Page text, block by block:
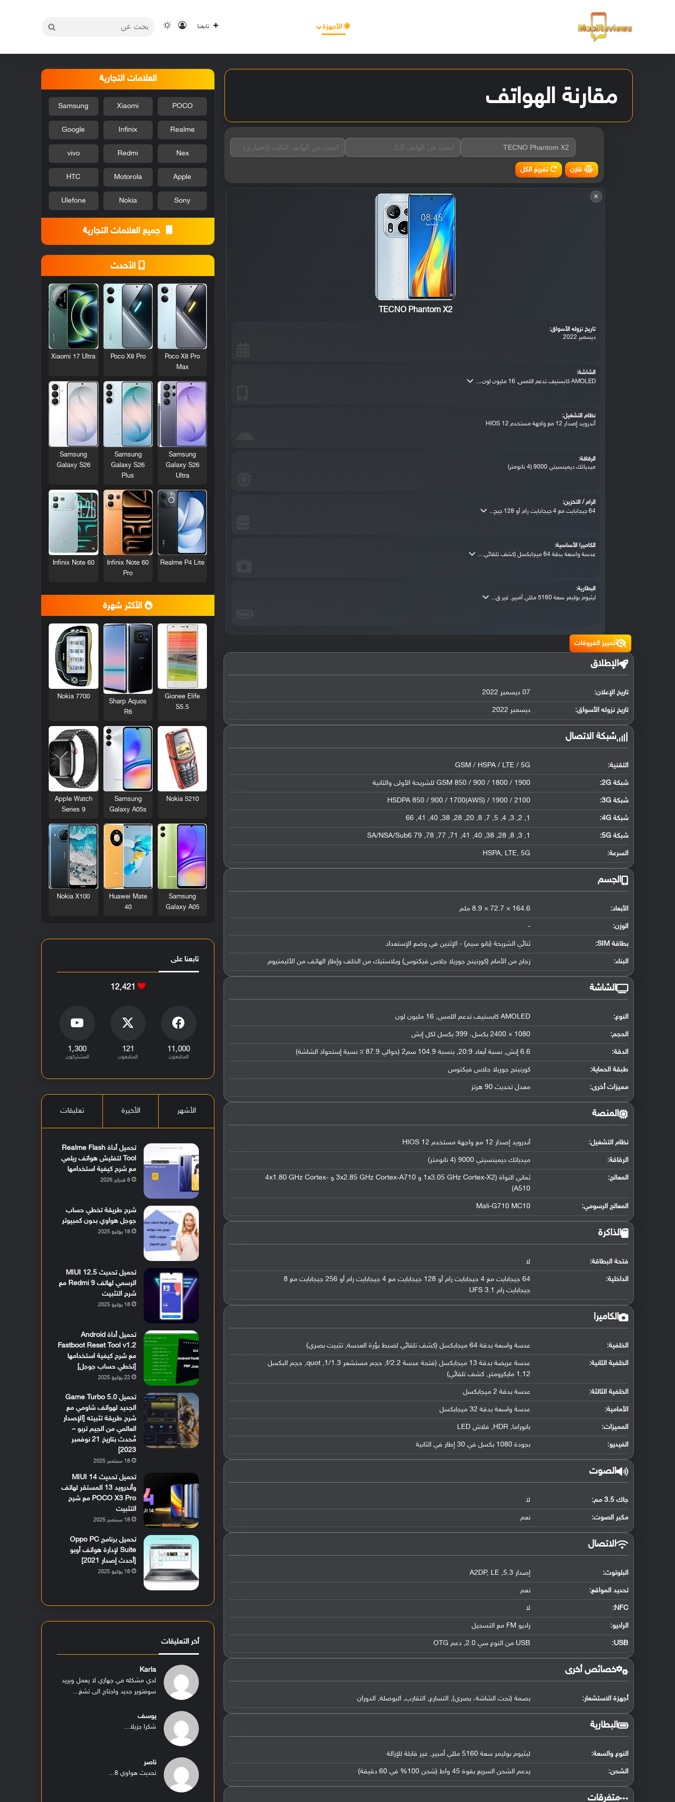
الأجهزة تابعنا تسجيل الدخول
الوضع المظلم
مقارنة الهواتف
قارن تفريغ الكل
×
TECNO Phantom X2
تاريخ نزوله الأسواق:
ديسمبر 2022
الشاشة:
AMOLED كابستيف تدعم اللمس, 16 مليون لون،...
نظام التشغيل:
أندرويد إصدار 12 مع واجهة مستخدم HIOS 12
الرقاقة:
ميدياتك ديمينسيتي 9000 (4 نانومتر)
الرام / التخزين:
64 جيجابايت مع 4 جيجابايت رام أو 128 جيج...
الكاميرا الأساسية:
عدسة واسعة بدقة 64 ميجابكسل (كشف تلقائي ...
البطارية:
ليثيوم بوليمر سعة 5160 مللي أمبير, غير ق...
تمييز الفروقات
الإطلاق
تاريخ الإعلان: 07 ديسمبر 2022
تاريخ نزوله الأسواق: ديسمبر 2022
شبكة الاتصال
التقنية: GSM / HSPA / LTE / 5G
شبكة 2G: GSM 850 / 900 / 1800 / 1900 للشريحة الأولى والثانية
شبكة 3G :
HSDPA 850 / 900 / 1700(AWS) / 1900 / 2100
شبكة 4G :
1
,
2
,
3
,
4
,
5
,
7
,
8
,
20
,
28
,
38
,
40
,
41
,
66
شبكة 5G :
1
,
3
,
8
,
28
,
38
,
40
,
41
,
71
,
77
,
78
,
79 SA/NSA/Sub6
السرعة: HSPA, LTE, 5G
الجسم
الأبعاد: 164.6 × 72.7 × 8.9 ملم
الوزن: -
بطاقة SIM: ثنائي الشريحة (نانو سيم) - الإثنين في وضع الإستعداد
البناء: زجاج من الأمام (كورنينج جوريلا جلاس فيكتوس) وبلاستيك من الخلف وإطار الهاتف من الأليمنيوم
الشاشة
النوع: AMOLED كابستيف تدعم اللمس ,16 مليون لون
الحجم: 1080 × 2400 بكسل، 399 بكسل لكل إنش
الدقة: 6.6 إنش ,نسبة أبعاد 20:9 ,بنسبة 104.9 سم2 (حوالي 87.9 ٪ نسبة إستحواذ الشاشة)
طبقة الحماية: كورنينج جوريلا جلاس فيكتوس
مميزات أخرى: معدل تحديث 90 هرتز
المنصة
نظام التشغيل: أندرويد إصدار 12 مع واجهة مستخدم HIOS 12
الرقاقة: ميدياتك ديمينسيتي 9000 (4 نانومتر)
المعالج:
ثماني النواة (1x3.05 GHz Cortex-X2 و 3x2.85 GHz Cortex-A710 و 4x1.80 GHz Cortex-
A510)
المعالج الرسومي:
Mali-G710 MC10
الذاكرة
فتحة البطاقة: لا
الداخلية:
64 جيجابايت مع 4 جيجابايت رام أو 128 جيجابايت مع 4 جيجابايت رام أو 256 جيجابايت مع 8
جيجابايت رام UFS 3.1
الكاميرا
الخلفية: عدسة واسعة بدقة 64 ميجابكسل (كشف تلقائي لضبط بؤرة العدسة ,تثبيت بصري)
الخلفية الثانية: عدسة عريضة بدقة 13 ميجابكسل (فتحة عدسة f/2.2 , حجم مستشعر 1/1.3 ,
quot
, حجم البكسل
1.12 مايكرومتر
,كشف تلقائي)
الخلفية الثالثة: عدسة بدقة 2 ميجابكسل
الأمامية: عدسة واسعة بدقة 32 ميجابكسل
المميزات: بانوراما,
HDR
, فلاش LED
الفيديو: بجودة 1080 بكسل في 30 إطار في الثانية
الصوت
جاك 3.5 مم: لا
مكبر الصوت: نعم
الاتصال
البلوتوث: إصدار 5.3 ,
A2DP, LE
تحديد المواقع: نعم
NFC
: لا
الراديو: راديو FM مع التسجيل
USB
: USB من النوع سي 2.0 ,دعم OTG
خصائص أخرى
أجهزة الاستشعار: بصمة (تحت الشاشة، بصري),التسارع,التقارب,البوصلة,الدوران
البطارية
النوع والسعة: ليثيوم بوليمر سعة 5160 مللي أمبير ,غير قابلة للإزالة
الشحن: يدعم الشحن السريع بقوة 45 واط (شحن 100% في 60 دقيقة)
متفرقات
العلامات التجارية
POCO
Xiaomi
Samsung
Realme
Infinix
Google
Nex
Redmi
vivo
Apple
Motorola
HTC
Sony
Nokia
Ulefone
جميع العلامات التجارية
الأحدث
Poco X8 Pro
Max
Poco X8 Pro
Xiaomi 17 Ultra
Samsung
Galaxy S26
Ultra
Samsung
Galaxy S26
Plus
Samsung
Galaxy S26
Realme P4 Lite
Infinix Note 60
Pro
Infinix Note 60
الأكثر شهرة
Gionee Elife
S5.5
Sharp Aquos
R6
Nokia 7700
Nokia 5210
Samsung
Galaxy A05s
Apple Watch
Series 9
Samsung
Galaxy A05
Huawei Mate
40
Nokia X100
تابعنا على
12٬421
11٬000
المتابعون
121
المتابعون
1٬300
المشتركون
الأشهر الأخيرة تعليقات
تحميل أداة Realme Flash
Tool لتفليش هواتف ريلمي
مع شرح كيفية استخدامها
8 فبراير 2026
شرح طريقة تخطي حساب
جوجل هواوي بدون كمبيوتر
18 يوليو 2025
تحميل تحديث MIUI 12.5
الرسمي لهاتف Redmi 9 مع
شرح التثبيت
18 يوليو 2025
تحميل أداة Android
Fastboot Reset Tool v1.2
مع شرح كيفية استخدامها
[تخطي حساب جوجل]
22 يوليو 2025
تحميل Game Turbo 5.0
الجديد لهواتف شاومي مع
شرح طريقة تثبيته [الإصدار
العالمي من الجيم تربو –
مُحدث بتاريخ 21 نوفمبر
2023]
18 سبتمبر 2025
تحميل تحديث MIUI 14
وأندرويد 13 المستقر لهاتف
POCO X3 Pro مع شرح
التثبيت
18 سبتمبر 2025
تحميل برنامج Oppo PC
Suite لإدارة هواتف أوبو
[أحدث إصدار 2021]
18 يوليو 2025
أخر التعليقات
Karla
لدي مشكله في جهازي لا يعمل ويريد
سوفتوير جديد واحتاج الى تشغ...
يوسف
شكرا جزيلا...
ناصر
تحديث هواوي 8...